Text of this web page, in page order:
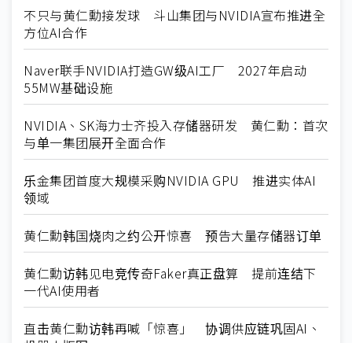
不只与黄仁勳接发球 斗山集团与NVIDIA宣布推进全
方位AI合作
Naver联手NVIDIA打造GW级AI工厂 2027年启动
55MW基础设施
NVIDIA、SK海力士齐投入存储器研发 黄仁勳：首次
与单一集团展开全面合作
乐金集团首度大规模采购NVIDIA GPU 推进实体AI
领域
黄仁勳韩国烧肉之约公开惊喜 预告大量存储器订单
黄仁勳访韩见电竞传奇Faker真正盘算 提前连结下
一代AI使用者
直击黄仁勳访韩再喊「惊喜」 协调供应链巩固AI、